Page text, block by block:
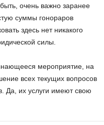
очень важно заранее
суммы гонораров
здесь нет никакого
силы.
мероприятие, на
всех текущих вопросов
Да, их услуги имеют свою